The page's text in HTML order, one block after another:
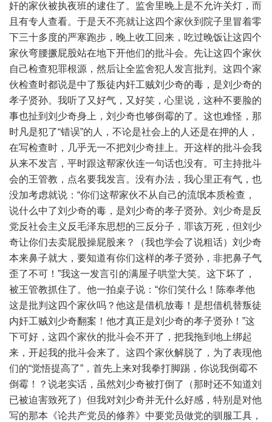
奸的家伙被执夜班的逮住了。监舍里晚上是不允许关灯，而
且有专人查看。于是天不亮就让这四个家伙到院子里冒着零
下三十多度的严寒跑步，晚上收工回来，吃过晚饭让这四个
家伙弯腰撅屁股站在地下开他们的批斗会。先让这四个家伙
自己检查犯罪根源，然后让全监舍犯人发言批判。这四个家
伙检查时都说是中了叛徒内奸工贼刘少奇的毒，是刘少奇的
孝子贤孙。我听了又好气，又好笑，心里说，这种不要脸的
事也扯到刘少奇身上，刘少奇也够倒霉的了。这也难怪，那
时凡是犯了“错误”的人，不论是社会上的人还是在押的人，
在写检查时，几乎无一不把刘少奇挂上。开这样的批斗会我
从来不发言，平时跟这帮家伙连一句话也没有。可主持批斗
会的王管教，点名要我发言。没有办法，我心里正有气，也
没加考虑就说：“你们这帮家伙不从自己的流氓本质检查，
说什么中了刘少奇的毒，是刘少奇的孝子贤孙。刘少奇是反
党反社会主义反毛泽东思想的三反分子，罪该万死，但刘少
奇让你们去卖屁股操屁股来？（我也学会了说粗话）刘少奇
本来鼻子就大，要知道有你们这样的孝子贤孙，非把鼻子气
歪了不可！”我这一发言引的满屋子哄堂大笑。这下坏了，
被王管教抓住了。他一拍桌子说：“你们笑什么！陈奉孝他
这是批判这四个家伙吗？他这是借机放毒！是想借机替叛徒
内奸工贼刘少奇翻案！他才真正是刘少奇的孝子贤孙！”这
下可好，这四个家伙的批斗会不开了，把我拖到地上绑起
来，开起我的批斗会来了。这四个家伙解脱了，为了表现他
们的“觉悟提高了”，首先上来对我拳打脚踢，你说我倒霉不
倒霉！？说老实话，虽然刘少奇被打倒了（那时还不知道刘
已被迫害致死了）但我对刘少奇并无什么好感，特别是对他
写的那本《论共产党员的修养》中要党员做党的驯服工具，